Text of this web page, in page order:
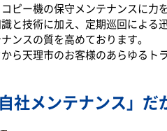
ピー機の保守メンテナンスに力
と技術に加え、定期巡回による
ンスの質を高めております。
ら天理市のお客様のあらゆるト
自社メンテナンス」だ